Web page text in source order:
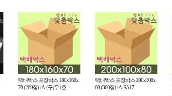
택배박스 포장박스 180x160x
70 (280장) / A-(구)우1호
택배박스 포장박스 200x100x
80 (360장) / A-SA17